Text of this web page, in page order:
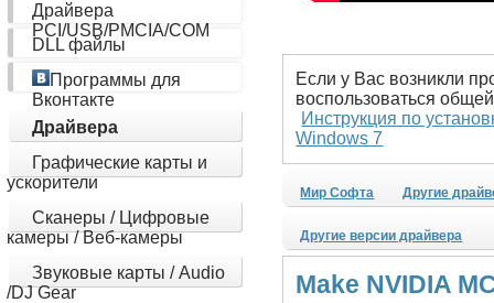
Драйвера
PCI/USB/PMCIA/COM
DLL файлы
Программы для
Вконтакте
Драйвера
Графические карты и
ускорители
Сканеры / Цифровые
камеры / Веб-камеры
Звуковые карты / Audio
/DJ Gear
Если у Вас возникли
воспользоваться
Инструкция по
Windows 7
Мир Софта Другие
Другие версии драйвера
Make NVIDIA